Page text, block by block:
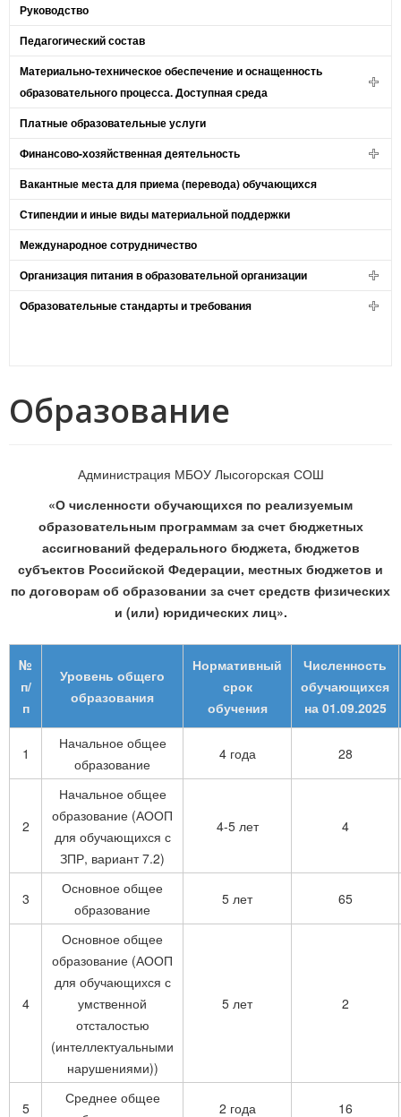
Руководство
Педагогический состав
Материально-техническое обеспечение и оснащенность
образовательного процесса. Доступная среда
Платные образовательные услуги
Финансово-хозяйственная деятельность
Вакантные места для приема (перевода) обучающихся
Стипендии и иные виды материальной поддержки
Международное сотрудничество
Организация питания в образовательной организации
Образовательные стандарты и требования
Образование
Администрация МБОУ Лысогорская СОШ
«О численности обучающихся по реализуемым
образовательным программам за счет бюджетных
ассигнований федерального бюджета, бюджетов
субъектов Российской Федерации, местных бюджетов и
по договорам об образовании за счет средств физических
и (или) юридических лиц».
№
п/
п
Уровень общего
образования
Нормативный
срок
обучения
Численность
обучающихся
на 01.09.2025
1
Начальное общее
образование
4 года 28
2
Начальное общее
образование (АООП
для обучающихся с
ЗПР, вариант 7.2)
4-5 лет 4
3
Основное общее
образование
5 лет 65
4
Основное общее
образование (АООП
для обучающихся с
умственной
отсталостью
(интеллектуальными
нарушениями))
5 лет 2
5
Среднее общее
2 года 16